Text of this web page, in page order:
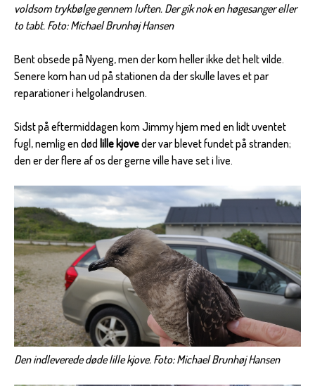
voldsom trykbølge gennem luften. Der gik nok en høgesanger eller
to tabt. Foto: Michael Brunhøj Hansen
Bent obsede på Nyeng, men der kom heller ikke det helt vilde.
Senere kom han ud på stationen da der skulle laves et par
reparationer i helgolandrusen.
Sidst på eftermiddagen kom Jimmy hjem med en lidt uventet
fugl, nemlig en død lille kjoveder var blevet fundet på stranden;
den er der flere af os der gerne ville have set i live.
Den indleverede døde lille kjove. Foto: Michael Brunhøj Hansen